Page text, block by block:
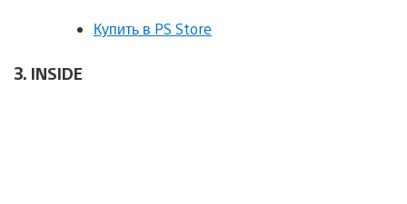
Купить в PS Store
3. INSIDE